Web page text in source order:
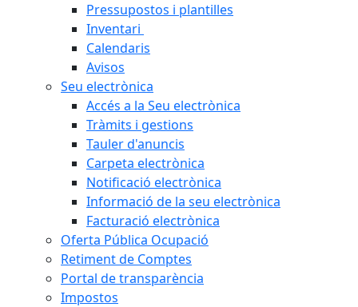
Pressupostos i plantilles
Inventari
Calendaris
Avisos
Seu electrònica
Accés a la Seu electrònica
Tràmits i gestions
Tauler d'anuncis
Carpeta electrònica
Notificació electrònica
Informació de la seu electrònica
Facturació electrònica
Oferta Pública Ocupació
Retiment de Comptes
Portal de transparència
Impostos